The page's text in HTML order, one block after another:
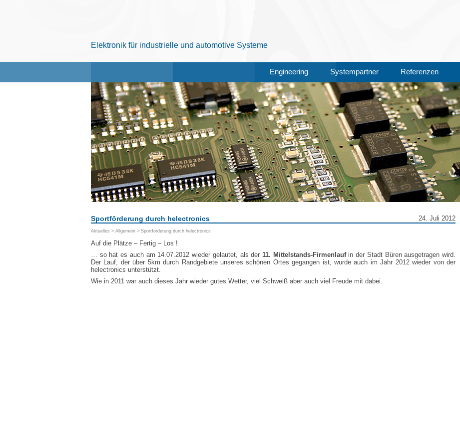
Elektronik für industrielle und automotive Systeme
Engineering Systempartner Referenzen
Sportförderung durch helectronics 24. Juli 2012
Aktuelles > Allgemein > Sportförderung durch helectronics
Auf die Plätze – Fertig – Los !
… so hat es auch am 14.07.2012 wieder gelautet, als der 11. Mittelstands-Firmenlaufin der Stadt Büren ausgetragen wird.
Der Lauf, der über 5km durch Randgebiete unseres schönen Ortes gegangen ist, wurde auch im Jahr 2012 wieder von der
helectronics unterstützt.
Wie in 2011 war auch dieses Jahr wieder gutes Wetter, viel Schweiß aber auch viel Freude mit dabei.